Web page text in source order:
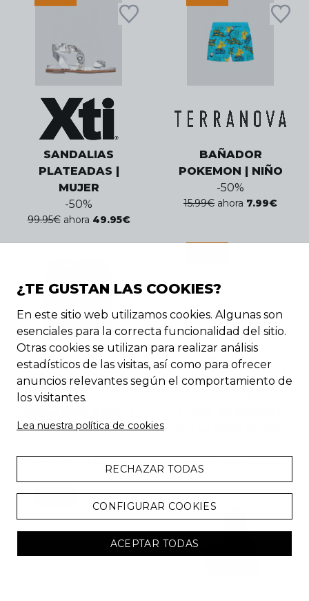
SANDALIAS
PLATEADAS |
MUJER
-50%
99.95€ ahora 49.95€
BAÑADOR
POKEMON | NIÑO
-50%
15.99€ ahora 7.99€
HOMBRE
CHOLLO
¿TE GUSTAN LAS COOKIES?
En este sitio web utilizamos cookies. Algunas son
esenciales para la correcta funcionalidad del sitio.
Otras cookies se utilizan para realizar análisis
estadísticos de las visitas, así como para ofrecer
anuncios relevantes según el comportamiento de
los visitantes.
Lea nuestra política de cookies
RECHAZAR TODAS
CONFIGURAR COOKIES
ACEPTAR TODAS